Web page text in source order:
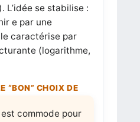
L’idée se stabilise :
e par une
caractérise par
(logarithme,
commode pour